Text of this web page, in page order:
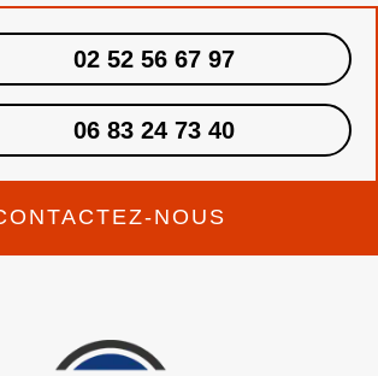
02 52 56 67 97
06 83 24 73 40
NOUS